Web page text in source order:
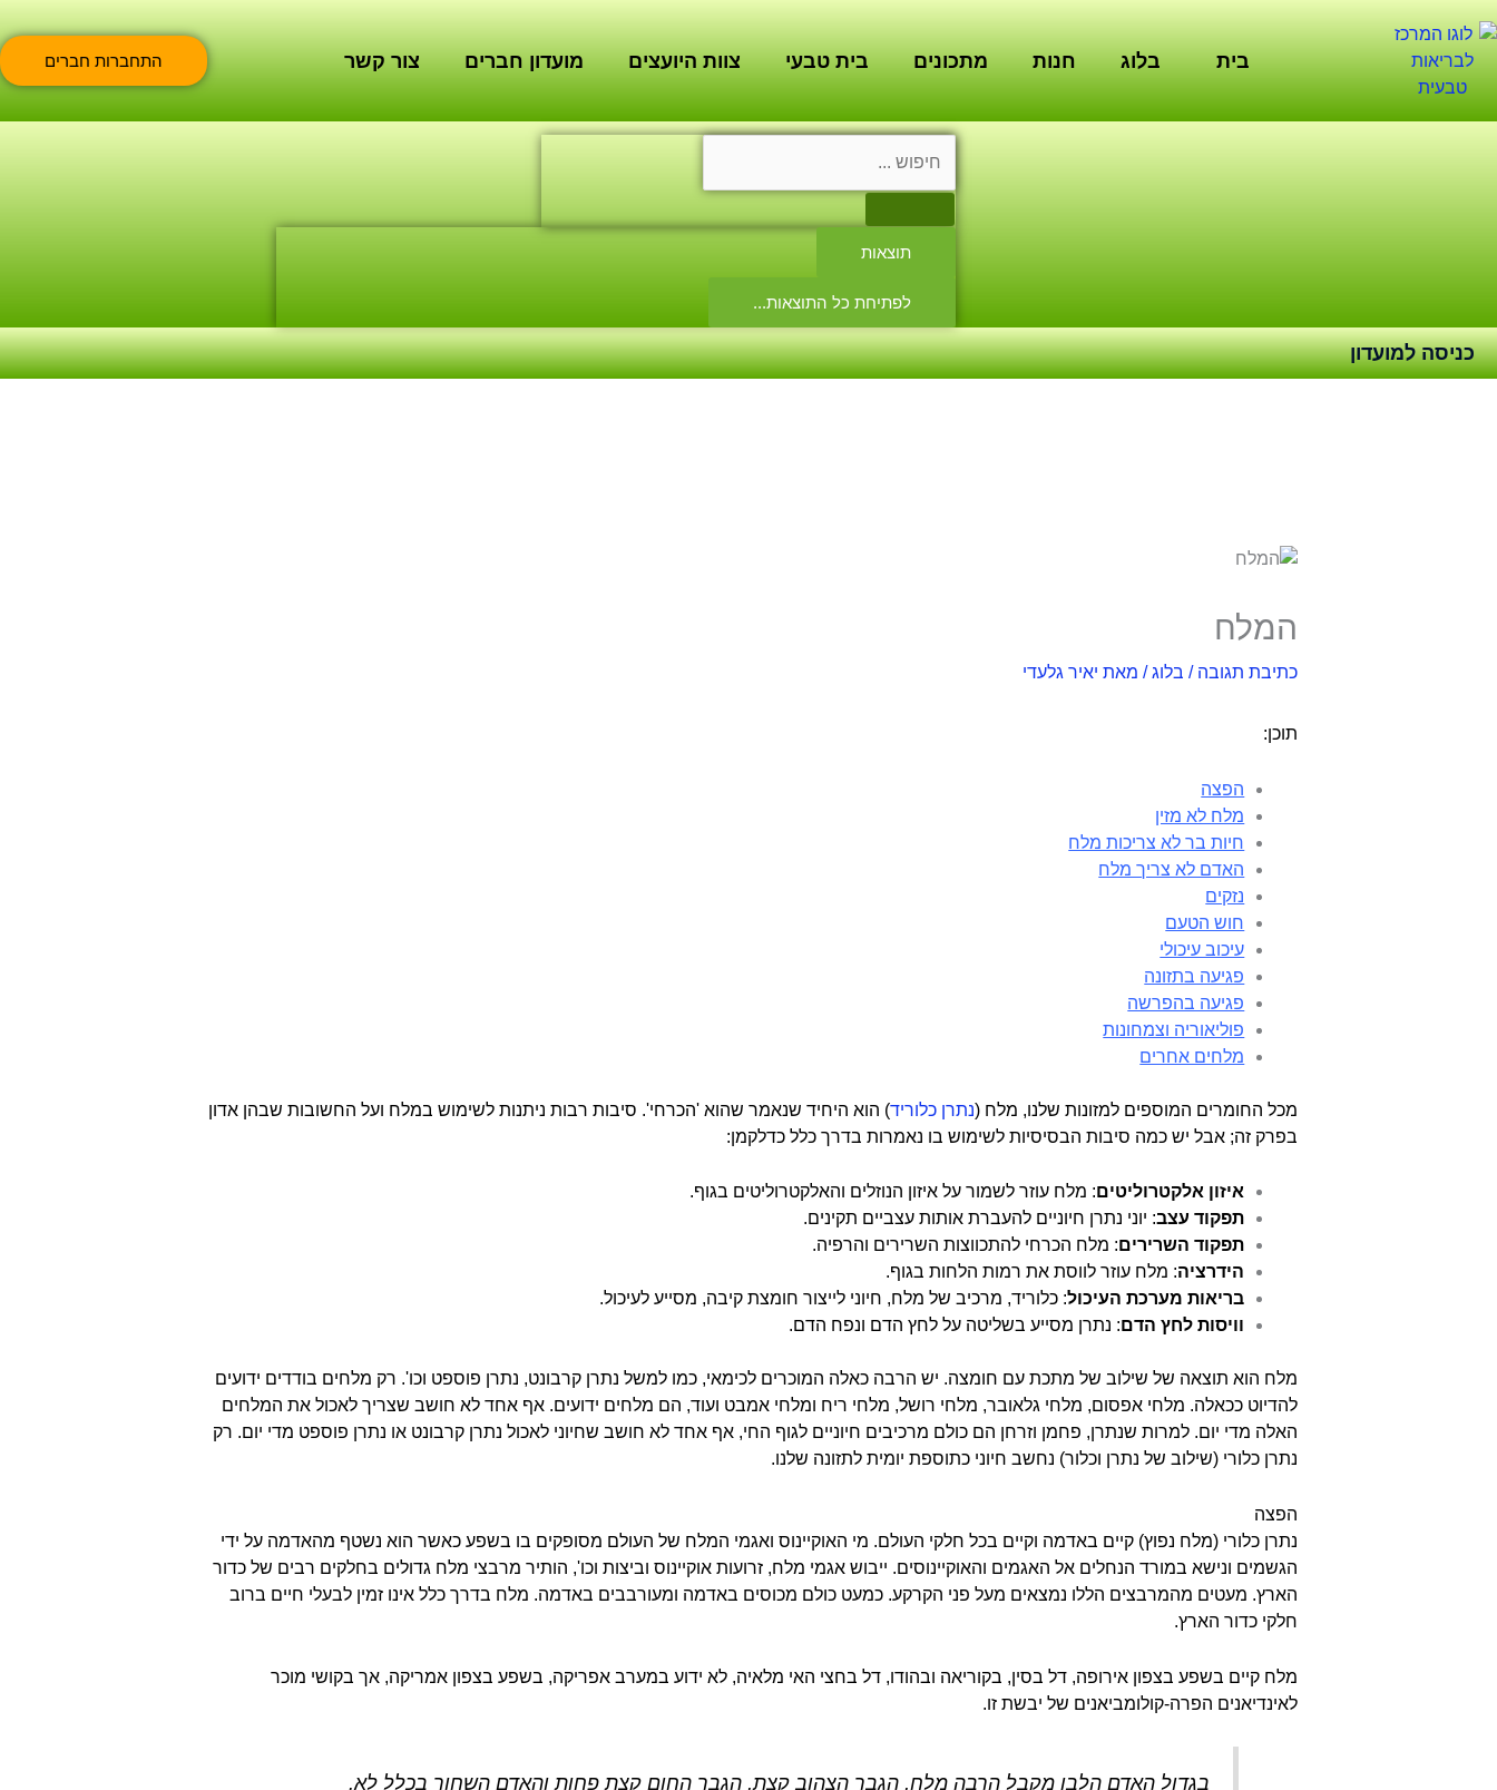
לתוכן
בית בלוג חנות מתכונים בית טבעי צוות היועצים מועדון חברים צור קשר התחברות חברים
תוצאות
לפתיחת כל התוצאות...
כניסה למועדון
המלח
כתיבת תגובה / בלוג/ מאת יאיר גלעדי
תוכן:
הפצה
מלח לא מזין
חיות בר לא צריכות מלח
האדם לא צריך מלח
נזקים
חוש הטעם
עיכוב עיכולי
פגיעה בתזונה
פגיעה בהפרשה
פוליאוריה וצמחונות
מלחים אחרים
מכל החומרים המוספים למזונות שלנו, מלח (נתרן כלוריד) הוא היחיד שנאמר שהוא 'הכרחי'. סיבות רבות ניתנות לשימוש במלח ועל החשובות שבהן אדון
בפרק זה; אבל יש כמה סיבות הבסיסיות לשימוש בו נאמרות בדרך כלל כדלקמן:
איזון אלקטרוליטים: מלח עוזר לשמור על איזון הנוזלים והאלקטרוליטים בגוף.
תפקוד עצב: יוני נתרן חיוניים להעברת אותות עצביים תקינים.
תפקוד השרירים: מלח הכרחי להתכווצות השרירים והרפיה.
הידרציה: מלח עוזר לווסת את רמות הלחות בגוף.
בריאות מערכת העיכול: כלוריד, מרכיב של מלח, חיוני לייצור חומצת קיבה, מסייע לעיכול.
וויסות לחץ הדם: נתרן מסייע בשליטה על לחץ הדם ונפח הדם.
מלח הוא תוצאה של שילוב של מתכת עם חומצה. יש הרבה כאלה המוכרים לכימאי, כמו למשל נתרן קרבונט, נתרן פוספט וכו'. רק מלחים בודדים ידועים
להדיוט ככאלה. מלחי אפסום, מלחי גלאובר, מלחי רושל, מלחי ריח ומלחי אמבט ועוד, הם מלחים ידועים. אף אחד לא חושב שצריך לאכול את המלחים
האלה מדי יום. למרות שנתרן, פחמן וזרחן הם כולם מרכיבים חיוניים לגוף החי, אף אחד לא חושב שחיוני לאכול נתרן קרבונט או נתרן פוספט מדי יום. רק
נתרן כלורי (שילוב של נתרן וכלור) נחשב חיוני כתוספת יומית לתזונה שלנו.
הפצה
נתרן כלורי (מלח נפוץ) קיים באדמה וקיים בכל חלקי העולם. מי האוקיינוס ואגמי המלח של העולם מסופקים בו בשפע כאשר הוא נשטף מהאדמה על ידי
הגשמים ונישא במורד הנחלים אל האגמים והאוקיינוסים. ייבוש אגמי מלח, זרועות אוקיינוס וביצות וכו', הותיר מרבצי מלח גדולים בחלקים רבים של כדור
הארץ. מעטים מהמרבצים הללו נמצאים מעל פני הקרקע. כמעט כולם מכוסים באדמה ומעורבבים באדמה. מלח בדרך כלל אינו זמין לבעלי חיים ברוב
חלקי כדור הארץ.
מלח קיים בשפע בצפון אירופה, דל בסין, בקוריאה ובהודו, דל בחצי האי מלאיה, לא ידוע במערב אפריקה, בשפע בצפון אמריקה, אך בקושי מוכר
לאינדיאנים הפרה-קולומביאנים של יבשת זו.
בגדול האדם הלבן מקבל הרבה מלח, הגבר הצהוב קצת, הגבר החום קצת פחות והאדם השחור בכלל לא.